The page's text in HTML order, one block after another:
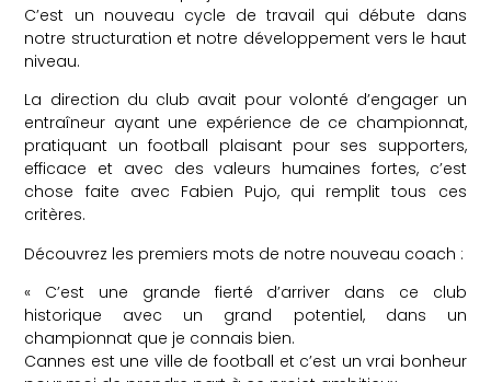
C’est un nouveau cycle de travail qui débute dans
notre structuration et notre développement vers le haut
niveau.
La direction du club avait pour volonté d’engager un
entraîneur ayant une expérience de ce championnat,
pratiquant un football plaisant pour ses supporters,
efficace et avec des valeurs humaines fortes, c’est
chose faite avec Fabien Pujo, qui remplit tous ces
critères.
Découvrez les premiers mots de notre nouveau coach :
« C’est une grande fierté d’arriver dans ce club
historique avec un grand potentiel, dans un
championnat que je connais bien.
Cannes est une ville de football et c’est un vrai bonheur